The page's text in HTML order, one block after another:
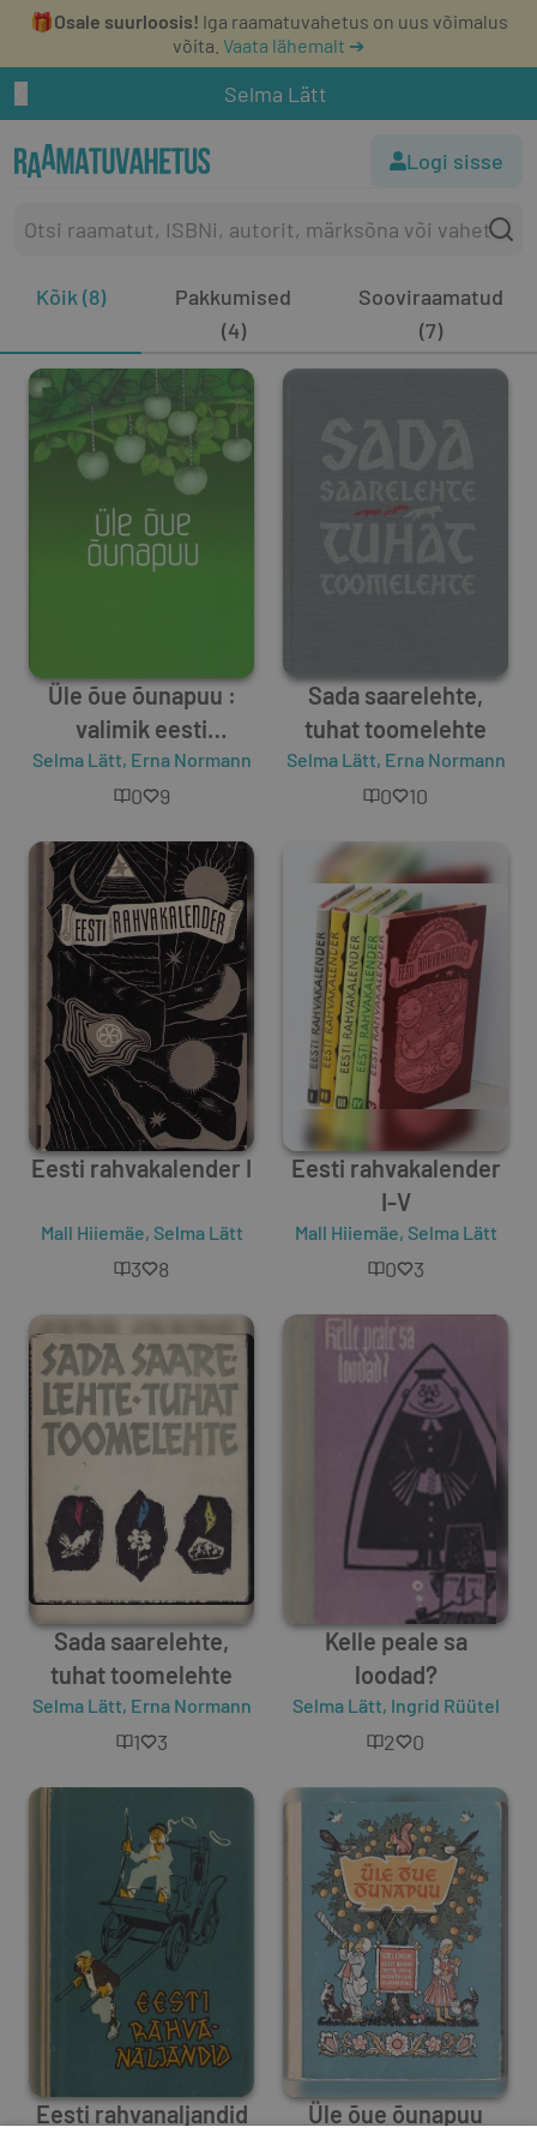
🎁Osale suurloosis! Iga raamatuvahetus on uus võimalus
võita. Vaata lähemalt ➔
Selma Lätt
Logi sisse
Kõik (8)
Pakkumised
(4)
Sooviraamatud
(7)
Üle õue õunapuu :
valimik eesti
rahvajutte, -laule,
mõistatusi ja
Selma Lätt, Erna Normann
0 9
Sada saarelehte,
tuhat toomelehte
Selma Lätt, Erna Normann
0 10
Eesti rahvakalender I
Mall Hiiemäe, Selma Lätt
3 8
Eesti rahvakalender
I-V
Mall Hiiemäe, Selma Lätt
0 3
Sada saarelehte,
tuhat toomelehte
Selma Lätt, Erna Normann
1 3
Kelle peale sa
loodad?
Selma Lätt, Ingrid Rüütel
2 0
Eesti rahvanaljandid
Üle õue õunapuu